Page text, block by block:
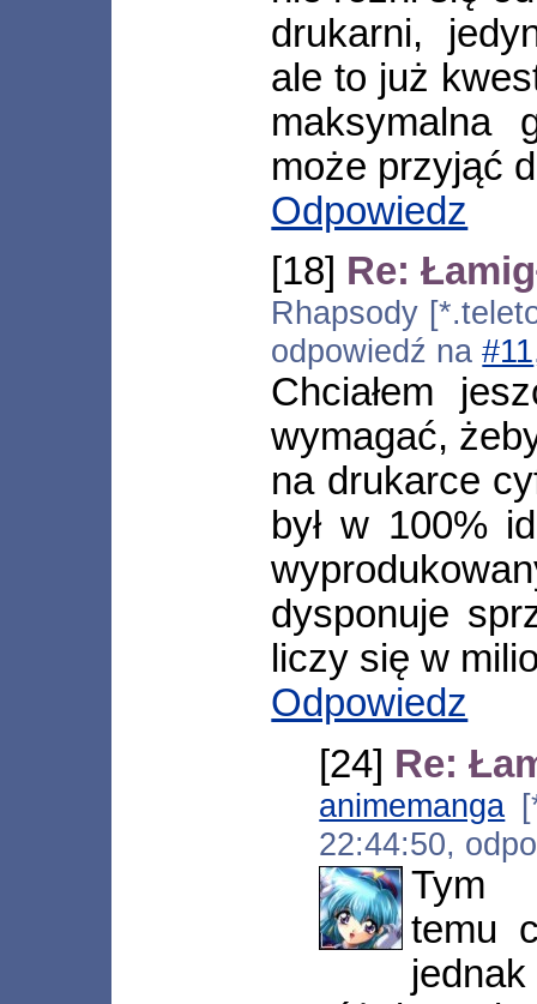
drukarni,
ale to już
maksymalna
może przyjąć
Odpowiedz
[18] Re:
Rhapsody
odpowiedź na#11
Chciałem
wymagać,
na drukarce
był w 100%
dysponuje
liczy się w
Odpowiedz
[24] Re:
animemanga
22:44:50,
Tym
temu